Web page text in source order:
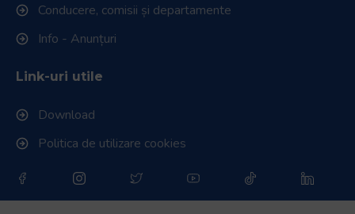
Conducere, comisii și departamente
Info - Anunțuri
Link-uri utile
Download
Politica de utilizare cookies